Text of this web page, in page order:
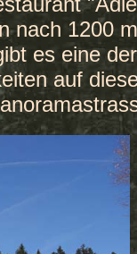
nach 1200
es eine
auf